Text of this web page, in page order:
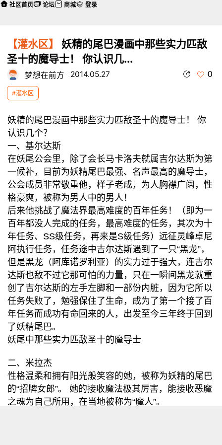
【灌水区】
妖精的尾巴漫画中那些实力匹敌
圣十的魔导士！ 你认识几...
梦想在前方 2014.05.27 0
#灌水区
妖精的尾巴漫画中那些实力匹敌圣十的魔导士！ 你
认识几个？
一、基尔达斯
在妖尾公会里，除了会长马卡洛夫就属吉尔达斯为第
一候补，目前为妖精尾巴最强、名声最高的魔导士，
公会成员非常敬重他，样子老成，为人胸襟广阔，性
格豪爽，被称为男人中的男人！
后来他挑战了魔法界最高难度的百年任务！（即为一
百年都没人完成的任务，最高难度的任务，其次为十
年任务、SS级任务，再来是S级任务）远征灵峰卓尼
阿执行任务，任务途中吉尔达斯遇到了一只“黑龙”，
但是黑龙（阿库诺罗利亚）的实力过于强大，连吉尔
达斯也敌不过它那可怕的力量，只在一瞬间黑龙就重
创了吉尔达斯的左手左脚和一部份内脏，因为它所以
任务失败了，勉强保住了生命，成为了第一个接了百
年任务而成功有命回来的人，出发至今三年终于回到
了妖精尾巴。
妖尾中那些实力匹敌圣十的魔导士
二、米拉杰
性格温柔和拥有阳光般笑容的她，被称为妖精的尾巴
的“招牌女郎”。 她的接收魔法极其厉害，能接收恶魔
之魂为自己所用，在当地被称为“魔人”。
社区首页 论坛 商城 登录